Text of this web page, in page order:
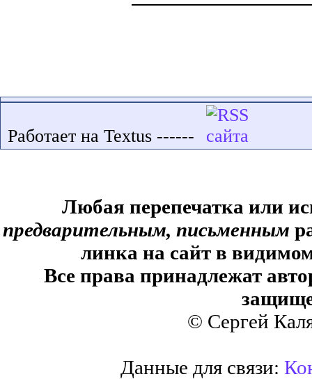
Работает на Textus ------
Любая перепечатка или
предварительным, письменным
линка на сайт в
Все права принадлежат
© Сергей
Данные для связи: